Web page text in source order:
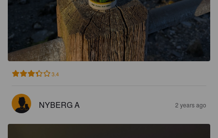
3.4
NYBERG A 2 years ago